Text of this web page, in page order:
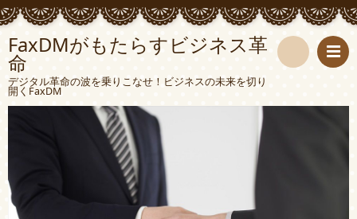
FaxDMがもたらすビジネス革
命
デジタル革命の波を乗りこなせ！ビジネスの未来を切り
開くFaxDM